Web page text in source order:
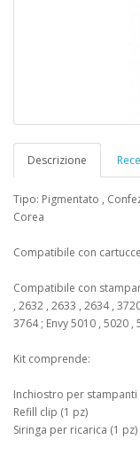
Descrizione
Tipo: Pigmentato ,
Corea
Compatibile con
Compatibile con
, 2632 , 2633 , 2634 ,
3764 ; Envy 5010 , 5020 ,
Kit comprende:
Inchiostro per
Refill clip (1 pz)
Siringa per ricarica (1 pz)